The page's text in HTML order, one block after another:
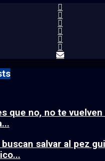
que no, no te vuelven
salvar al pez